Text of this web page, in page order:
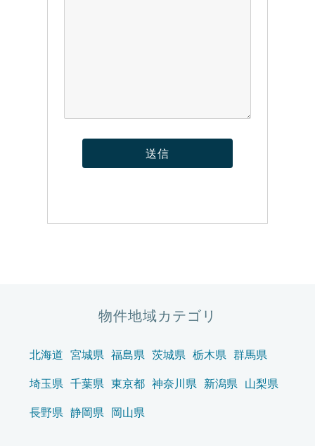
物件地域カテゴリ
北海道 宮城県 福島県 茨城県 栃木県 群馬県
埼玉県 千葉県 東京都 神奈川県 新潟県 山梨県
長野県 静岡県 岡山県